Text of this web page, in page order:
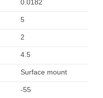
0.0182
5
2
4.5
Surface mount
-55